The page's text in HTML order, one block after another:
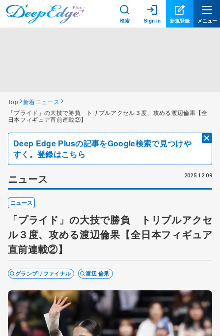
検索 Sign in 新規登録 メニュー
Top 新着ニュース
「プライド」の大技で勝負 トリプルアクセル３度、攻める渡辺倫果【全
日本フィギュア直前連載②】
Deep Edge Plusの記事をGoogle検索で見つけや
すく。登録はこちら
ニュース 2025.12.09
ニュース
「プライド」の大技で勝負 トリプルアクセ
ル３度、攻める渡辺倫果【全日本フィギュア
直前連載②】
グランプリファイナル 渡辺 倫果